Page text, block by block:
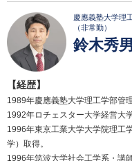
慶應義塾大学理
（非常勤）
鈴木秀男
【経歴】
1989年慶應義塾大学理工学部管
1992年ロチェスター大学経営大
1996年東京工業大学大学院理工
学）取得。
1996年筑波大学社会工学系・講